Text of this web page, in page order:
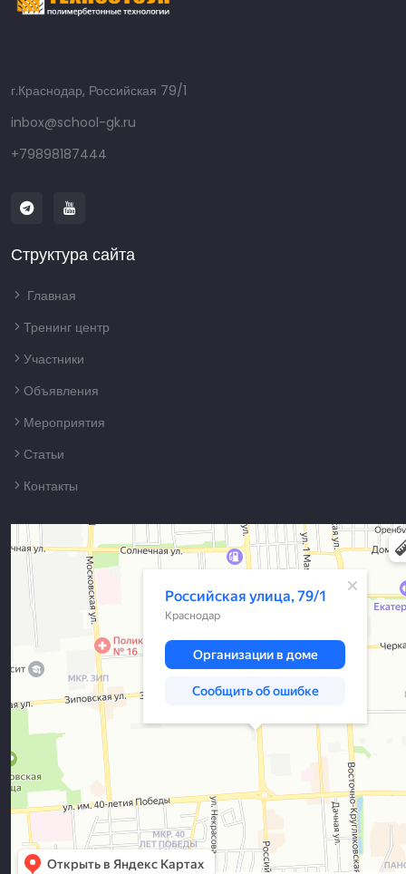
г.Краснодар, Российская 79/1
inbox@school-gk.ru
+79898187444
Структура сайта
Главная
Тренинг центр
Участники
Объявления
Мероприятия
Статьи
Контакты
Краснодар
Российская улица, 79/1 — Яндекс Карты